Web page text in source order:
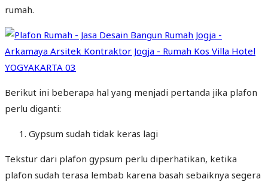
rumah.
Berikut ini beberapa hal yang menjadi pertanda jika plafon
perlu diganti:
Gypsum sudah tidak keras lagi
Tekstur dari plafon gypsum perlu diperhatikan, ketika
plafon sudah terasa lembab karena basah sebaiknya segera